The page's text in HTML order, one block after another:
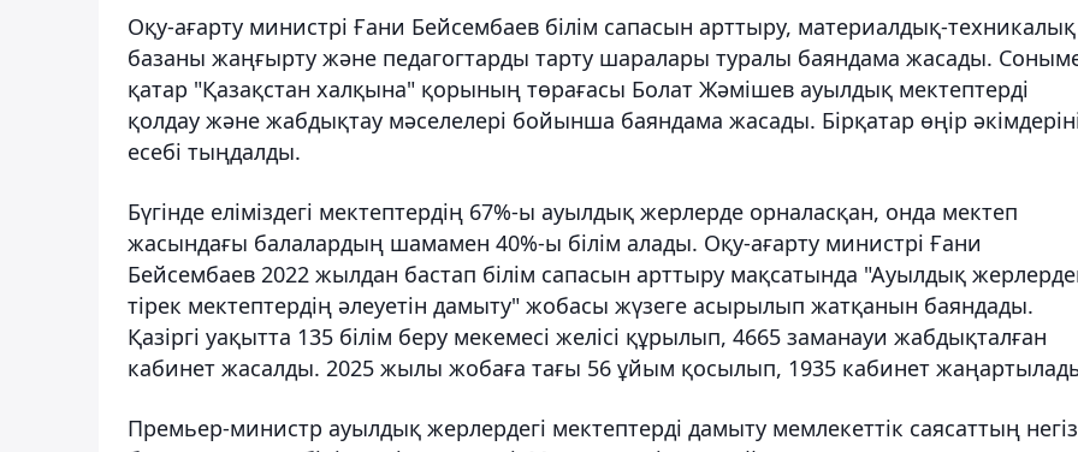
Оқу-ағарту министрі Ғани Бейсембаев білім сапасын арттыру, материалдық-техникалық
базаны жаңғырту және педагогтарды тарту шаралары туралы баяндама жасады.
қатар "Қазақстан халқына" қорының төрағасы Болат Жәмішев ауылдық мектептерді
қолдау және жабдықтау мәселелері бойынша баяндама жасады. Бірқатар өңір
есебі тыңдалды.
Бүгінде еліміздегі мектептердің 67%-ы ауылдық жерлерде орналасқан, онда мектеп
жасындағы балалардың шамамен 40%-ы білім алады. Оқу-ағарту министрі Ғани
Бейсембаев 2022 жылдан бастап білім сапасын арттыру мақсатында "Ауылдық
тірек мектептердің әлеуетін дамыту" жобасы жүзеге асырылып жатқанын баяндады.
Қазіргі уақытта 135 білім беру мекемесі желісі құрылып, 4665 заманауи жабдықталған
кабинет жасалды. 2025 жылы жобаға тағы 56 ұйым қосылып, 1935 кабинет
Премьер-министр ауылдық жерлердегі мектептерді дамыту мемлекеттік саясаттың